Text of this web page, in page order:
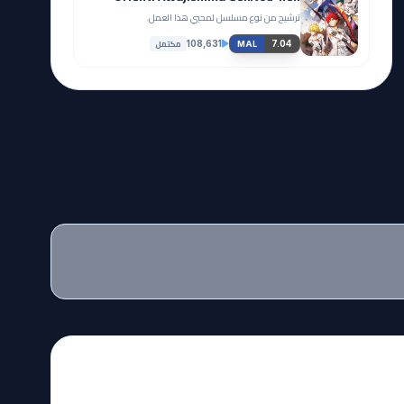
ترشيح من نوع مسلسل لمحبي هذا العمل.
MAL 7.04
108,631 مكتمل